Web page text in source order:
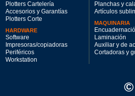
Plotters Cartelería
Accesorios y Garantías
Plotters Corte
HARDWARE
Software
Impresoras/copiadoras
Periféricos
Workstation
Planchas y
Artículos
MAQUINARIA
Laminación
Auxiliar y de
Cortadoras y
©